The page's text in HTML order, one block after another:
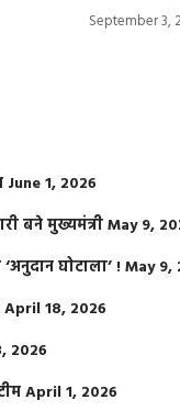
September 3,
June 1, 2026
बने मुख्यमंत्रीMay 9,
घोटाला’ !May 9,
April 18, 2026
2026
April 1, 2026